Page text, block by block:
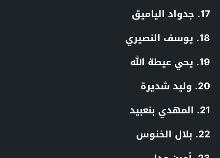
17. جدواد الياميق
18. يوسف النصيري
19. يحي عيطة الله
20. وليد شديرة
21. المهدي بنعبيد
22. بلال الخنوس